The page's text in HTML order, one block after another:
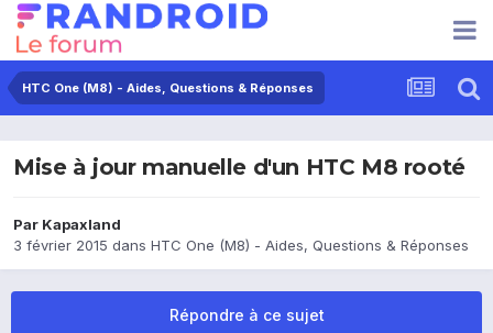
HTC One (M8) - Aides, Questions & Réponses
Mise à jour manuelle d'un HTC M8 rooté
Par Kapaxland
3 février 2015 dans HTC One (M8) - Aides, Questions & Réponses
Répondre à ce sujet